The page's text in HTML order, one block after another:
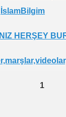
İslamBilgim
HERŞEY
1